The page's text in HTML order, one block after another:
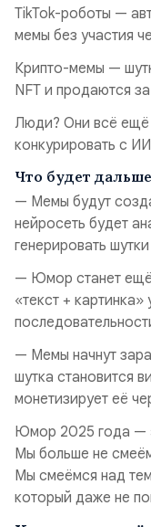
TikTok-роботы —
мемы без участия
Крипто-мемы —
NFT и продаются
Люди? Они всё ещё
конкурировать с
Что будет
— Мемы будут
нейросеть будет
генерировать
— Юмор станет
«текст +
— Мемы начнут
шутка становится
монетизирует её
Юмор 2025 года —
Мы больше не
Мы смеёмся над
который даже не